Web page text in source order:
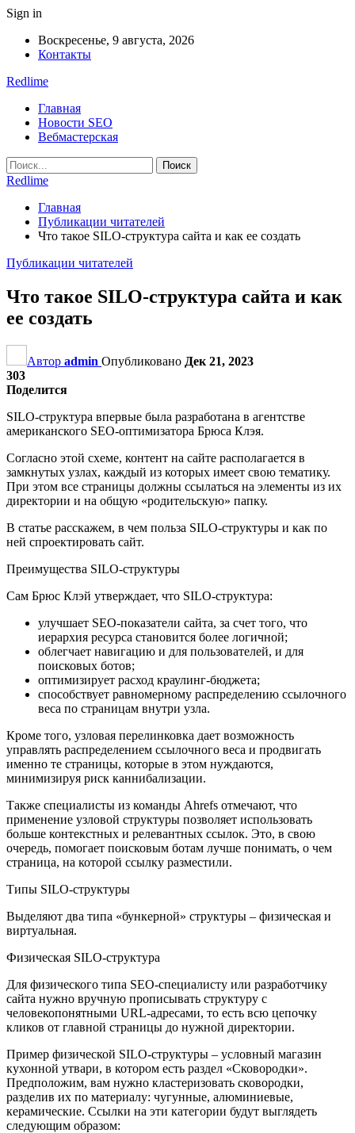
Sign in
Воскресенье, 9 августа, 2026
Контакты
Redlime
Главная
Новости SEO
Вебмастерская
Redlime
Главная
Публикации читателей
Что такое SILO-структура сайта и как ее создать
Публикации читателей
Что такое SILO-структура сайта и как
ее создать
Автор admin Опубликовано Дек 21, 2023
303
Поделится
SILO-структура впервые была разработана в агентстве
американского SEO-оптимизатора Брюса Клэя.
Согласно этой схеме, контент на сайте располагается в
замкнутых узлах, каждый из которых имеет свою тематику.
При этом все страницы должны ссылаться на элементы из их
директории и на общую «родительскую» папку.
В статье расскажем, в чем польза SILO-структуры и как по
ней спроектировать сайт.
Преимущества SILO-структуры
Сам Брюс Клэй утверждает, что SILO-структура:
улучшает SEO-показатели сайта, за счет того, что
иерархия ресурса становится более логичной;
облегчает навигацию и для пользователей, и для
поисковых ботов;
оптимизирует расход краулинг-бюджета;
способствует равномерному распределению ссылочного
веса по страницам внутри узла.
Кроме того, узловая перелинковка дает возможность
управлять распределением ссылочного веса и продвигать
именно те страницы, которые в этом нуждаются,
минимизируя риск каннибализации.
Также специалисты из команды Ahrefs отмечают, что
применение узловой структуры позволяет использовать
больше контекстных и релевантных ссылок. Это, в свою
очередь, помогает поисковым ботам лучше понимать, о чем
страница, на которой ссылку разместили.
Типы SILO-структуры
Выделяют два типа «бункерной» структуры – физическая и
виртуальная.
Физическая SILO-структура
Для физического типа SEO-специалисту или разработчику
сайта нужно вручную прописывать структуру с
человекопонятными URL-адресами, то есть всю цепочку
кликов от главной страницы до нужной директории.
Пример физической SILO-структуры – условный магазин
кухонной утвари, в котором есть раздел «Сковородки».
Предположим, вам нужно кластеризовать сковородки,
разделив их по материалу: чугунные, алюминиевые,
керамические. Ссылки на эти категории будут выглядеть
следующим образом: